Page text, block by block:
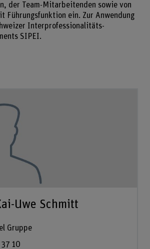
der Team-Mitarbeitenden sowie von
Führungsfunktion ein. Zur Anwendung
Interprofessionalitäts-
SIPEI.
Uwe Schmitt
Gruppe
10